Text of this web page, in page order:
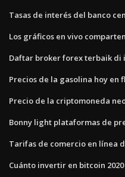
Tasas de interés del banco
Los gráficos en vivo
Daftar broker forex terbaik di
Precios de la gasolina hoy en
Precio de la criptomoneda
Bonny light plataformas de
Tarifas de comercio en línea
Cuánto invertir en bitcoin 2020